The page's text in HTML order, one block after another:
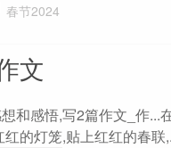
春节2024
文
和感悟,写2篇作文_作...
的灯笼,贴上红红的春联